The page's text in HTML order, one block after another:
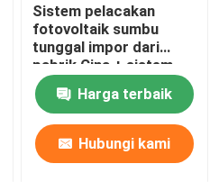
Sistem pelacakan
fotovoltaik sumbu
tunggal impor dari
pabrik Cina + sistem
pembersihan panel
fotovoltaik sendiri
Harga terbaik
Hubungi kami